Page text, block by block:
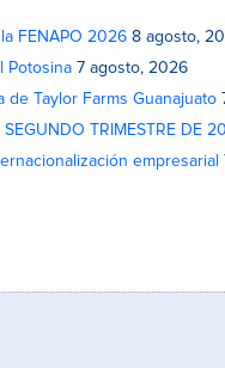
FENAPO 2026 8 agosto,
Potosina 7 agosto, 2026
Taylor Farms Guanajuato
TRIMESTRE DE
empresarial